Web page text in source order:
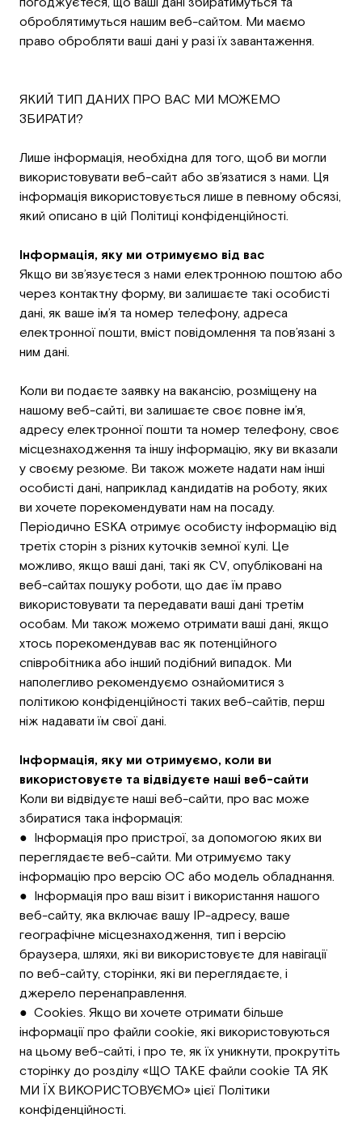
оброблятимуться нашим веб-сайтом. Ми маємо
право обробляти ваші дані у разі їх завантаження.
ЯКИЙ ТИП ДАНИХ ПРО ВАС МИ МОЖЕМО
ЗБИРАТИ?
Лише інформація, необхідна для того, щоб ви могли
використовувати веб-сайт або зв’язатися з нами. Ця
інформація використовується лише в певному обсязі,
який описано в цій Політиці конфіденційності.
Інформація, яку ми отримуємо від вас
Якщо ви зв’язуєтеся з нами електронною поштою або
через контактну форму, ви залишаєте такі особисті
дані, як ваше ім’я та номер телефону, адреса
електронної пошти, вміст повідомлення та пов’язані з
ним дані.
Коли ви подаєте заявку на вакансію, розміщену на
нашому веб-сайті, ви залишаєте своє повне ім’я,
адресу електронної пошти та номер телефону, своє
місцезнаходження та іншу інформацію, яку ви вказали
у своєму резюме. Ви також можете надати нам інші
особисті дані, наприклад кандидатів на роботу, яких
ви хочете порекомендувати нам на посаду.
Періодично ESKA отримує особисту інформацію від
третіх сторін з різних куточків земної кулі. Це
можливо, якщо ваші дані, такі як CV, опубліковані на
веб-сайтах пошуку роботи, що дає їм право
використовувати та передавати ваші дані третім
особам. Ми також можемо отримати ваші дані, якщо
хтось порекомендував вас як потенційного
співробітника або інший подібний випадок. Ми
наполегливо рекомендуємо ознайомитися з
політикою конфіденційності таких веб-сайтів, перш
ніж надавати їм свої дані.
Інформація, яку ми отримуємо, коли ви
використовуєте та відвідуєте наші веб-сайти
Коли ви відвідуєте наші веб-сайти, про вас може
збиратися така інформація:
● Інформація про пристрої, за допомогою яких ви
переглядаєте веб-сайти. Ми отримуємо таку
інформацію про версію ОС або модель обладнання.
● Інформація про ваш візит і використання нашого
веб-сайту, яка включає вашу IP-адресу, ваше
географічне місцезнаходження, тип і версію
браузера, шляхи, які ви використовуєте для навігації
по веб-сайту, сторінки, які ви переглядаєте, і
джерело перенаправлення.
● Cookies. Якщо ви хочете отримати більше
інформації про файли cookie, які використовуються
на цьому веб-сайті, і про те, як їх уникнути, прокрутіть
сторінку до розділу «ЩО ТАКЕ файли cookie ТА ЯК
МИ ЇХ ВИКОРИСТОВУЄМО» цієї Політики
конфіденційності.